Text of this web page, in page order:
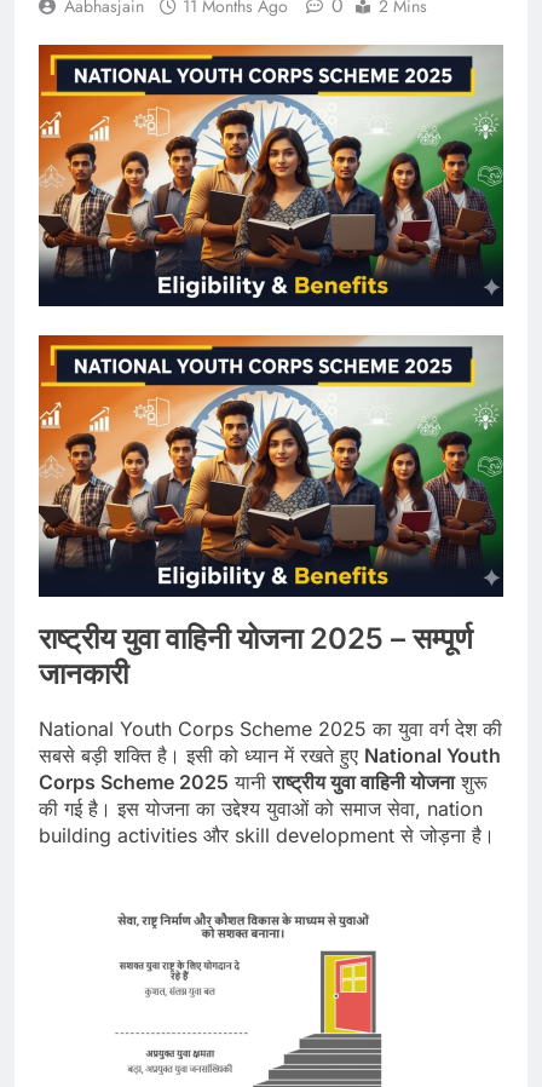
Aabhasjain 11 Months Ago 0 2 Mins
राष्ट्रीय युवा वाहिनी योजना 2025 – सम्पूर्ण
जानकारी
National Youth Corps Scheme 2025 का युवा वर्ग देश की
सबसे बड़ी शक्ति है। इसी को ध्यान में रखते हुए National Youth
Corps Scheme 2025 यानीराष्ट्रीय युवा वाहिनी योजनाशुरू
की गई है। इस योजना का उद्देश्य युवाओं को समाज सेवा, nation
building activities और skill development से जोड़ना है।